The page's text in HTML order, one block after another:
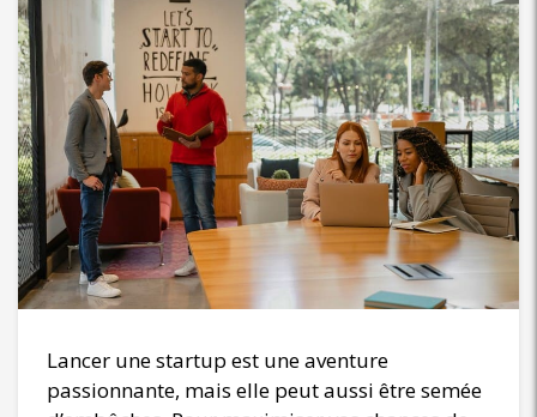
Lancer une startup est une aventure
passionnante, mais elle peut aussi être semée